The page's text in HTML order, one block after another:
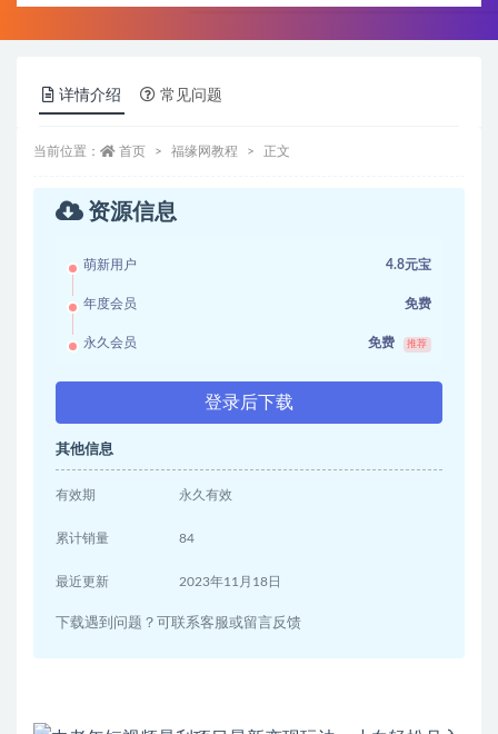
详情介绍 常见问题
当前位置： 首页 福缘网教程 正文
资源信息
萌新用户 4.8元宝
年度会员 免费
永久会员 免费 推荐
登录后下载
其他信息
有效期 永久有效
累计销量 84
最近更新 2023年11月18日
下载遇到问题？可联系客服或留言反馈